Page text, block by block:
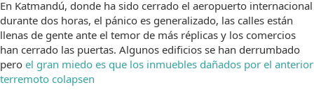
En Katmandú, donde ha sido cerrado el aeropuerto internacional
durante dos horas, el pánico es generalizado, las calles están
llenas de gente ante el temor de más réplicas y los comercios
han cerrado las puertas. Algunos edificios se han derrumbado
pero el gran miedo es que los inmuebles dañados por el anterior
terremoto colapsen